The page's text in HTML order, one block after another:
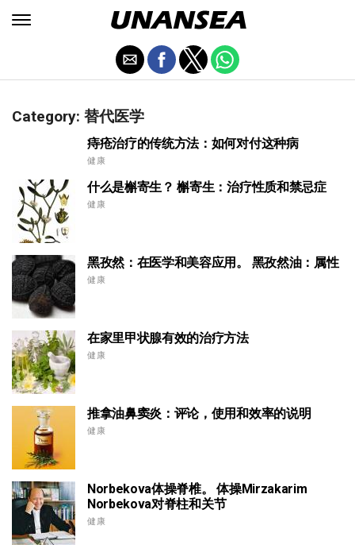
Category: 替代医学
痔疮治疗的传统方法：如何对付这种病
健康
什么是槲寄生？ 槲寄生：治疗性质和禁忌症
健康
黑孜然：在医学和美容应用。 黑孜然油：属性
健康
在家里甲状腺有效的治疗方法
健康
推拿油鼻窦炎：评论，使用和效率的说明
健康
Norbekova体操脊椎。 体操Mirzakarim
Norbekova对脊柱和关节
健康